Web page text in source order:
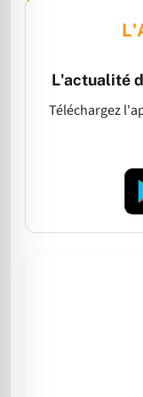
L'actualité
Téléchargez